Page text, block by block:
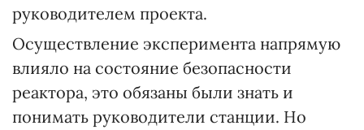
руководителем проекта.
Осуществление эксперимента напрямую
влияло на состояние безопасности
реактора, это обязаны были знать и
понимать руководители станции. Но